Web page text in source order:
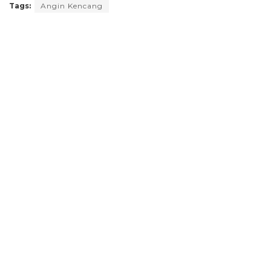
Tags: Angin Kencang